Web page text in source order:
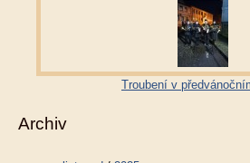
Troubení v
Archiv